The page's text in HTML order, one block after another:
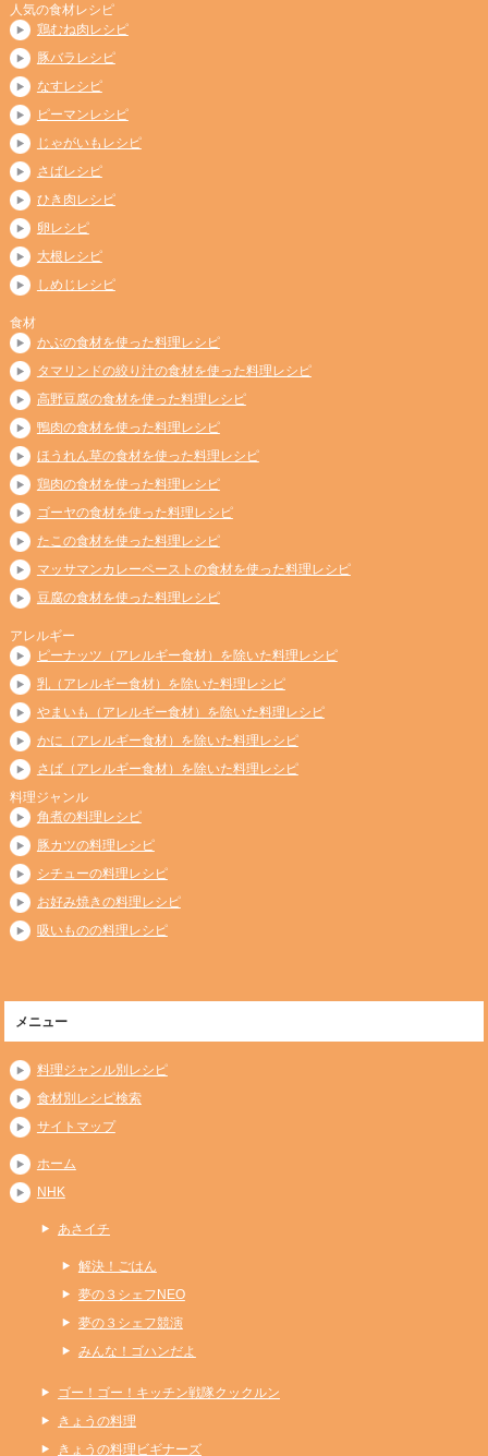
人気の食材レシピ
鶏むね肉レシピ
豚バラレシピ
なすレシピ
ピーマンレシピ
じゃがいもレシピ
さばレシピ
ひき肉レシピ
卵レシピ
大根レシピ
しめじレシピ
食材
かぶの食材を使った料理レシピ
タマリンドの絞り汁の食材を使った料理レシピ
高野豆腐の食材を使った料理レシピ
鴨肉の食材を使った料理レシピ
ほうれん草の食材を使った料理レシピ
鶏肉の食材を使った料理レシピ
ゴーヤの食材を使った料理レシピ
たこの食材を使った料理レシピ
マッサマンカレーペーストの食材を使った料理レシピ
豆腐の食材を使った料理レシピ
アレルギー
ピーナッツ（アレルギー食材）を除いた料理レシピ
乳（アレルギー食材）を除いた料理レシピ
やまいも（アレルギー食材）を除いた料理レシピ
かに（アレルギー食材）を除いた料理レシピ
さば（アレルギー食材）を除いた料理レシピ
料理ジャンル
角煮の料理レシピ
豚カツの料理レシピ
シチューの料理レシピ
お好み焼きの料理レシピ
吸いものの料理レシピ
メニュー
料理ジャンル別レシピ
食材別レシピ検索
サイトマップ
ホーム
NHK
あさイチ
解決！ごはん
夢の３シェフNEO
夢の３シェフ競演
みんな！ゴハンだよ
ゴー！ゴー！キッチン戦隊クックルン
きょうの料理
きょうの料理ビギナーズ